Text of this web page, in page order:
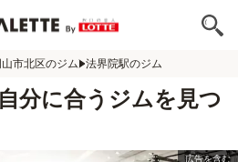
山市北区のジム 法界院駅のジム
分に合うジムを見つ